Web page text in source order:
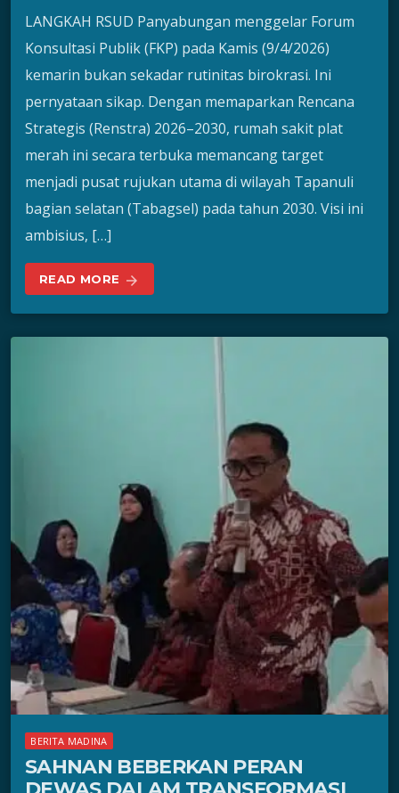
LANGKAH RSUD Panyabungan menggelar Forum
Konsultasi Publik (FKP) pada Kamis (9/4/2026)
kemarin bukan sekadar rutinitas birokrasi. Ini
pernyataan sikap. Dengan memaparkan Rencana
Strategis (Renstra) 2026–2030, rumah sakit plat
merah ini secara terbuka memancang target
menjadi pusat rujukan utama di wilayah Tapanuli
bagian selatan (Tabagsel) pada tahun 2030. Visi ini
ambisius, […]
READ MORE arrow_forward
BERITA MADINA
SAHNAN BEBERKAN PERAN